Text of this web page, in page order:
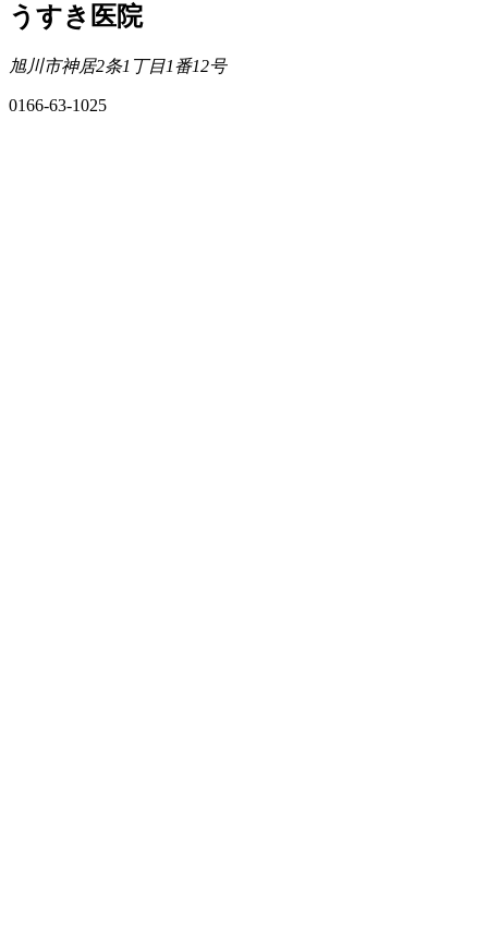
うすき医院
旭川市神居2条1丁目1番12号
0166-63-1025